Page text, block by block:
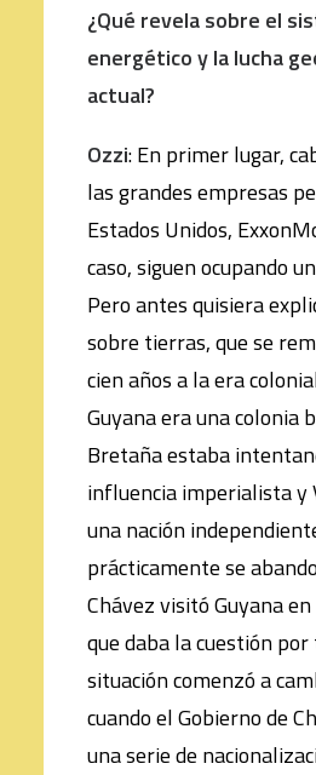
¿Qué revela sobre el
energético y la lucha
actual?
Ozzi: En primer lugar,
las grandes empresas
Estados Unidos,
caso, siguen ocupando
Pero antes quisiera
sobre tierras, que se
cien años a la era
Guyana era una colonia
Bretaña estaba
influencia imperialista y
una nación
prácticamente se
Chávez visitó Guyana
que daba la cuestión
situación comenzó a
cuando el Gobierno de
una serie de